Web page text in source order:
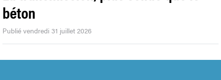
béton
Publié vendredi 31 juillet 2026